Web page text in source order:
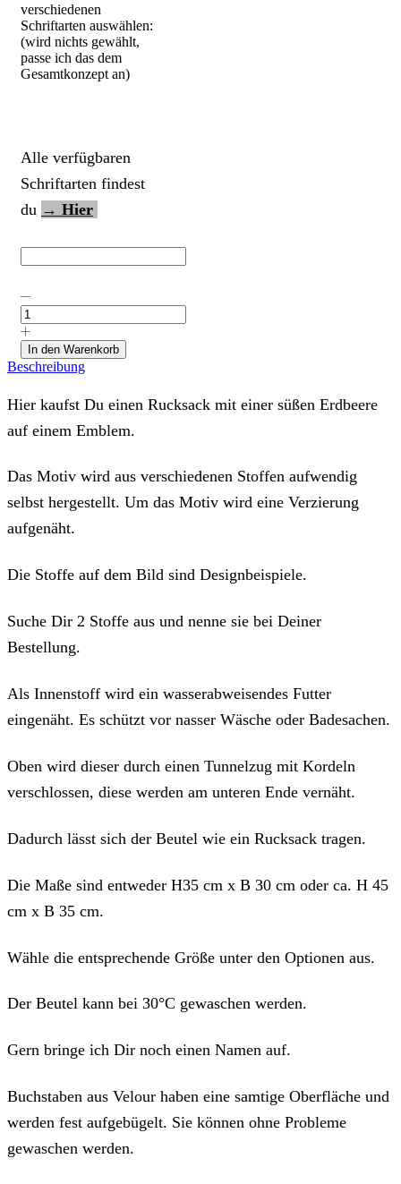
verschiedenen
Schriftarten auswählen:
(wird nichts gewählt,
passe ich das dem
Gesamtkonzept an)
Alle verfügbaren
Schriftarten findest
du → Hier
Kordelrucksack
auf
Emblem"
mit
Wunschstoff
Namen
Menge
In den Warenkorb
Beschreibung
Hier kaufst Du einen Rucksack mit einer süßen Erdbeere
auf einem Emblem.
Das Motiv wird aus verschiedenen Stoffen aufwendig
selbst hergestellt. Um das Motiv wird eine Verzierung
aufgenäht.
Die Stoffe auf dem Bild sind Designbeispiele.
Suche Dir 2 Stoffe aus und nenne sie bei Deiner
Bestellung.
Als Innenstoff wird ein wasserabweisendes Futter
eingenäht. Es schützt vor nasser Wäsche oder Badesachen.
Oben wird dieser durch einen Tunnelzug mit Kordeln
verschlossen, diese werden am unteren Ende vernäht.
Dadurch lässt sich der Beutel wie ein Rucksack tragen.
Die Maße sind entweder H35 cm x B 30 cm oder ca. H 45
cm x B 35 cm.
Wähle die entsprechende Größe unter den Optionen aus.
Der Beutel kann bei 30°C gewaschen werden.
Gern bringe ich Dir noch einen Namen auf.
Buchstaben aus Velour haben eine samtige Oberfläche und
werden fest aufgebügelt. Sie können ohne Probleme
gewaschen werden.